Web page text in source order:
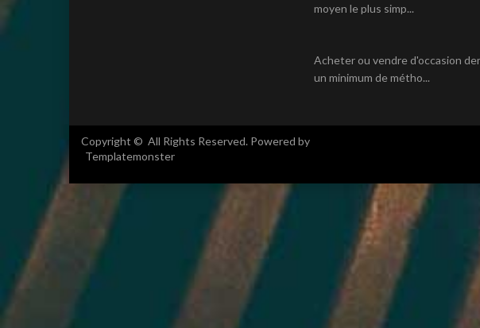
moyen le plus simp...
Acheter ou vendre d'occasion
un minimum de métho...
Copyright © All Rights Reserved. Powered by
Templatemonster